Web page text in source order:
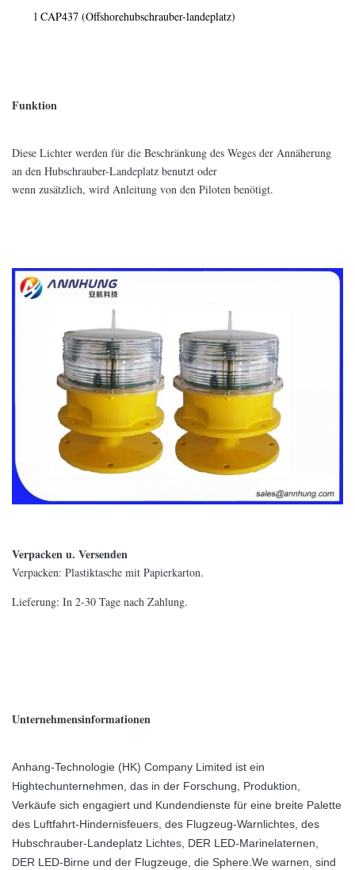
l CAP437 (Offshorehubschrauber-landeplatz)
Funktion
Diese Lichter werden für die Beschränkung des Weges der Annäherung
an den Hubschrauber-Landeplatz benutzt oder
wenn zusätzlich, wird Anleitung von den Piloten benötigt.
Verpacken u. Versenden
Verpacken: Plastiktasche mit Papierkarton.
Lieferung: In 2-30 Tage nach Zahlung.
Unternehmensinformationen
Anhang-Technologie (HK) Company Limited ist ein
Hightechunternehmen, das in der Forschung, Produktion,
Verkäufe sich engagiert und Kundendienste für eine breite Palette
des Luftfahrt-Hindernisfeuers, des Flugzeug-Warnlichtes, des
Hubschrauber-Landeplatz Lichtes, DER LED-Marinelaternen,
DER LED-Birne und der Flugzeuge, die Sphere.We warnen, sind